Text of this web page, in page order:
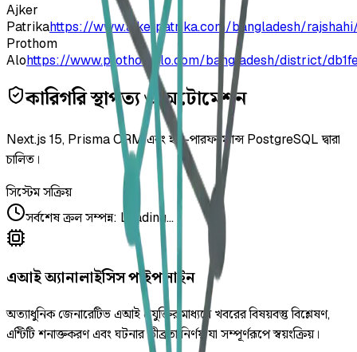
Ajker
Patrikahttps://www.ajkerpatrika.com/bangladesh/
Prothom
Alohttps://www.prothomalo.com/bangladesh/district/
কারিগরি স্থাপত্য ও অটোমেশন
Next.js 15, Prisma ORM এবং হাই-পারফরম্যান্স PostgreSQL দ্বারা
চালিত।
সিস্টেম সক্রিয়
সর্বশেষ ক্রল সম্পন্ন: Loading...
এআই অ্যানালাইসিস পাইপলাইন
অত্যাধুনিক জেনারেটিভ এআই প্রযুক্তির মাধ্যমে খবরের বিষয়বস্তু বিশ্লেষণ,
এন্টিটি শনাক্তকরণ এবং ঘটনার তীব্রতা নির্ণয় যা সম্পূর্ণরূপে স্বয়ংক্রিয়।